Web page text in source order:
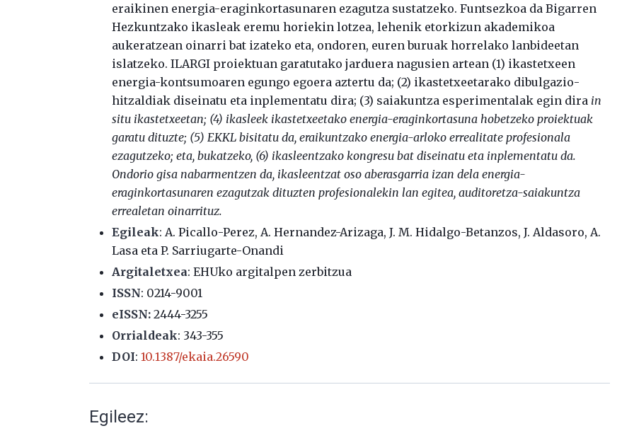
eraikinen energia-eraginkortasunaren ezagutza sustatzeko. Funtsezkoa da Bigarren
Hezkuntzako ikasleak eremu horiekin lotzea, lehenik etorkizun akademikoa
aukeratzean oinarri bat izateko eta, ondoren, euren buruak horrelako lanbideetan
islatzeko. ILARGI proiektuan garatutako jarduera nagusien artean (1) ikastetxeen
energia-kontsumoaren egungo egoera aztertu da; (2) ikastetxeetarako dibulgazio-
hitzaldiak diseinatu eta inplementatu dira; (3) saiakuntza esperimentalak egin dira in
situ ikastetxeetan; (4) ikasleek ikastetxeetako energia-eraginkortasuna hobetzeko proiektuak
garatu dituzte; (5) EKKLbisitatu da, eraikuntzako energia-arloko errealitate profesionala
ezagutzeko; eta, bukatzeko, (6) ikasleentzako kongresu bat diseinatu eta inplementatu da.
Ondorio gisa nabarmentzen da, ikasleentzat oso aberasgarria izan dela energia-
eraginkortasunaren ezagutzak dituzten profesionalekin lan egitea, auditoretza-saiakuntza
errealetan oinarrituz.
Egileak: A. Picallo-Perez, A. Hernandez-Arizaga, J. M. Hidalgo-Betanzos, J. Aldasoro, A.
Lasa eta P. Sarriugarte-Onandi
Argitaletxea: EHUko argitalpen zerbitzua
ISSN: 0214-9001
eISSN:2444-3255
Orrialdeak: 343-355
DOI:10.1387/ekaia.26590
Egileez: